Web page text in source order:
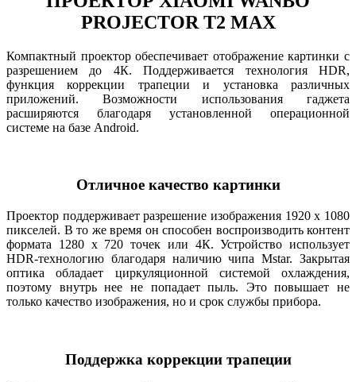
PROJECTOR T2 MAX
Компактный проектор обеспечивает отображение картинки с
разрешением до 4К. Поддерживается технология HDR,
функция коррекции трапеции и установка различных
приложений. Возможности использования гаджета
расширяются благодаря установленной операционной
системе на базе Android.
Отличное качество картинки
Проектор поддерживает разрешение изображения 1920 х 1080
пикселей. В то же время он способен воспроизводить контент
формата 1280 х 720 точек или 4К. Устройство использует
HDR-технологию благодаря наличию чипа Mstar. Закрытая
оптика обладает циркуляционной системой охлаждения,
поэтому внутрь нее не попадает пыль. Это повышает не
только качество изображения, но и срок службы прибора.
Поддержка коррекции трапеции